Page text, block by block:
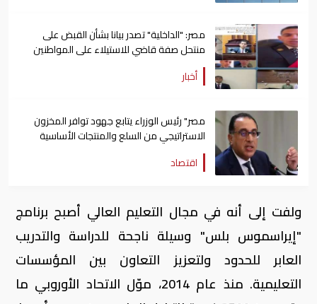
مصر: "الداخلية" تصدر بيانا بشأن القبض على
منتحل صفة قاضي للاستيلاء على المواطنين
أخبار
مصر" رئيس الوزراء يتابع جهود توافر المخزون
الاستراتيجي من السلع والمنتجات الأساسية
اقتصاد
ولفت إلى أنه في مجال التعليم العالي أصبح برنامج
"إيراسموس بلس" وسيلة ناجحة للدراسة والتدريب
العابر للحدود ولتعزيز التعاون بين المؤسسات
التعليمية. منذ عام 2014، موّل الاتحاد الأوروبي ما